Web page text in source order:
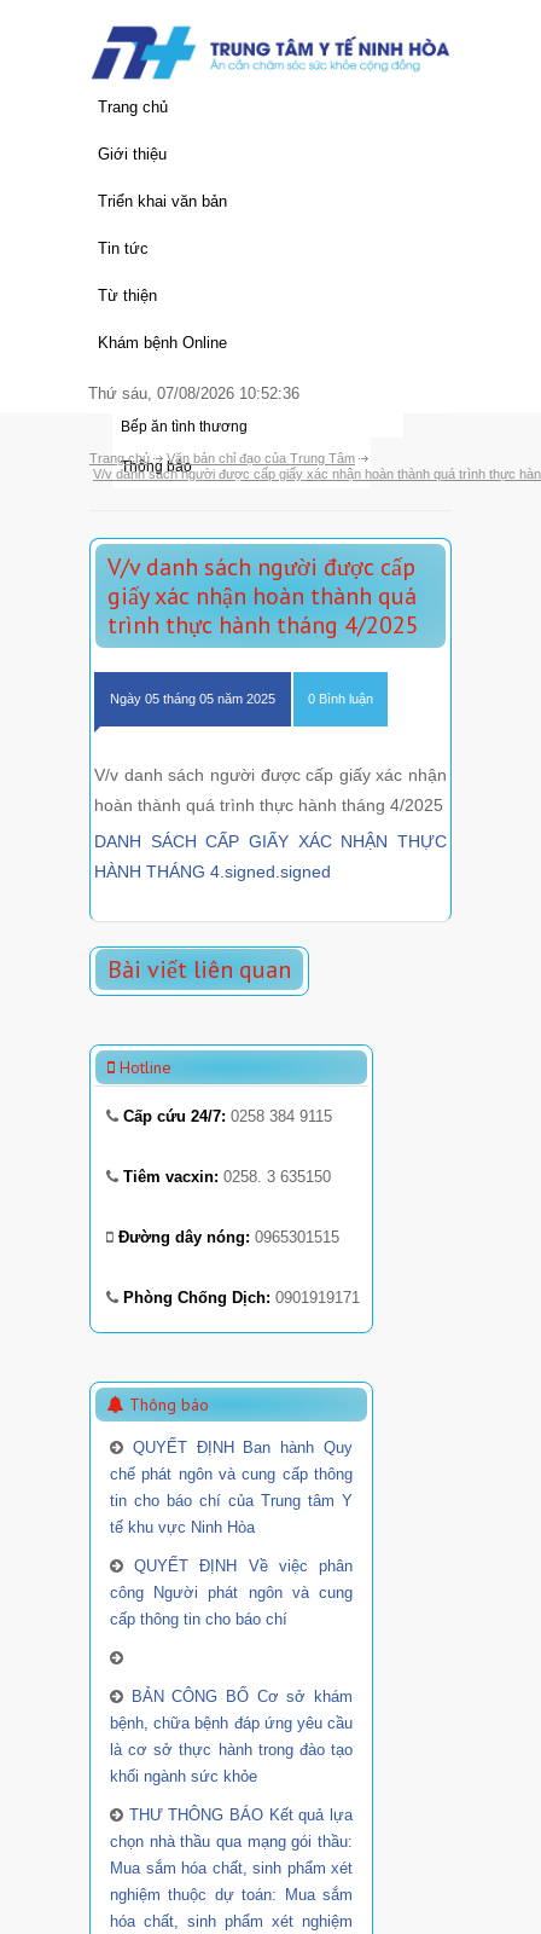
Trang chủ
Giới thiệu
Thông tin chung
Lịch sử hình thành
Chức năng nhiệm vụ
Các đơn vị
Triển khai văn bản
Văn bản của Trung Ương
Văn bản của Tỉnh
Văn bản của Trung Tâm
Tin tức
Quy trình khám chữa bệnh
Giá dịch vụ y tế
Thông tin y học
Thông báo
Từ thiện
Thư ngỏ
Nhà hảo tâm
Bếp ăn tình thương
Khám bệnh Online
Thứ sáu, 07/08/2026 10:52:36
Trang chủ
Văn bản chỉ đạo của Trung Tâm
V/v danh sách người được cấp giấy xác nhận hoàn thành quá trình thực
V/v danh sách người được cấp
giấy xác nhận hoàn thành quá
trình thực hành tháng 4/2025
Ngày 05 tháng 05 năm 2025 0 Bình luận
V/v danh sách người được cấp giấy xác nhận
hoàn thành quá trình thực hành tháng 4/2025
DANH SÁCH CẤP GIẤY XÁC NHẬN THỰC
HÀNH THÁNG 4.signed.signed
Bài viết liên quan
Hotline
Cấp cứu 24/7: 0258 384 9115
Tiêm vacxin: 0258. 3 635150
Đường dây nóng: 0965301515
Phòng Chống Dịch: 0901919171
Thông báo
QUYẾT ĐỊNH Ban hành Quy
chế phát ngôn và cung cấp thông
tin cho báo chí của Trung tâm Y
tế khu vực Ninh Hòa
QUYẾT ĐỊNH Về việc phân
công Người phát ngôn và cung
cấp thông tin cho báo chí
BẢN CÔNG BỐ Cơ sở khám
bệnh, chữa bệnh đáp ứng yêu cầu
là cơ sở thực hành trong đào tạo
khối ngành sức khỏe
THƯ THÔNG BÁO Kết quả lựa
chọn nhà thầu qua mạng gói thầu:
Mua sắm hóa chất, sinh phẩm xét
nghiệm thuộc dự toán: Mua sắm
hóa chất, sinh phẩm xét nghiệm